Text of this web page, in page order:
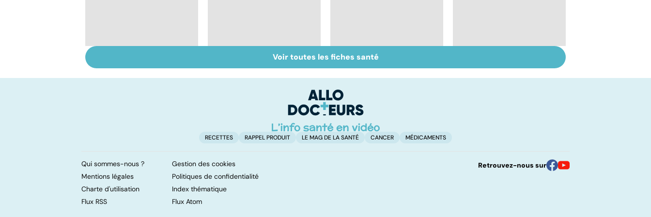
cerveau
Staphylocoque doré :
une bactérie sous
Nécrose : quand les
tissus meurent
domicile, c'est facile !
Voir toutes les fiches santé
RECETTES RAPPEL PRODUIT LE MAG DE LA SANTÉ CANCER MÉDICAMENTS
Qui sommes-nous ?
Gestion des cookies
Mentions légales
Politiques de confidentialité
Charte d'utilisation
Index thématique
Flux RSS
Flux Atom
Retrouvez-nous sur